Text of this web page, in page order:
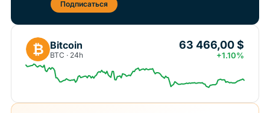
Подписаться
₿ Bitcoin
BTC · 24h
63 466,00 $
+1.10%